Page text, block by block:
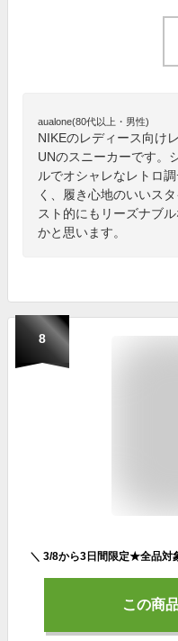
aualone(80代以上・男性)
NIKEのレディース向け
UNのスニーカーです。
ルでオシャレなレトロ
く、履き心地のいいス
スト的にもリーズナブ
かと思います。
8
この商